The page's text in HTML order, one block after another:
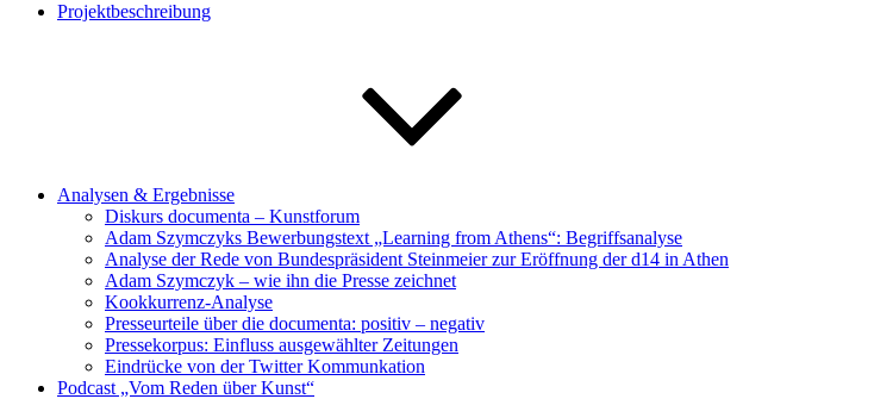
Projektbeschreibung
Analysen & Ergebnisse
Diskurs documenta – Kunstforum
Adam Szymczyks Bewerbungstext „Learning from Athens“: Begriffsanalyse
Analyse der Rede von Bundespräsident Steinmeier zur Eröffnung der d14 in Athen
Adam Szymczyk – wie ihn die Presse zeichnet
Kookkurrenz-Analyse
Presseurteile über die documenta: positiv – negativ
Pressekorpus: Einfluss ausgewählter Zeitungen
Eindrücke von der Twitter Kommunkation
Podcast „Vom Reden über Kunst“